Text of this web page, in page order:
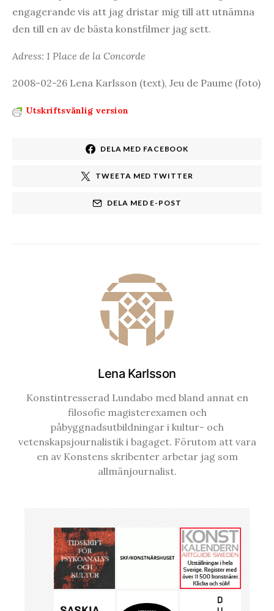
engagerande vis att jag dristar mig till att utnämna
den till en av de bästa konstfilmer jag sett.
Adress: 1 Place de la Concorde
2008-02-26 Lena Karlsson (text), Jeu de Paume (foto)
Utskriftsvänlig version
DELA MED FACEBOOK
TWEETA MED TWITTER
DELA MED E-POST
Lena Karlsson
Konstintresserad Lundabo med bland annat en
filosofie magisterexamen och
påbyggnadsutbildningar i kultur- och
vetenskapsjournalistik i bagaget. Förutom att vara
en av Konstens skribenter arbetar jag som
allmänjournalist.